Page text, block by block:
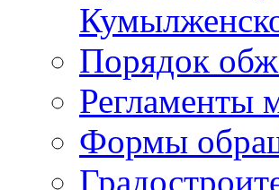
Порядок
Регламенты
Формы